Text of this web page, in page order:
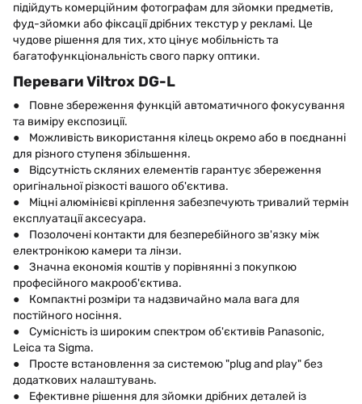
підійдуть комерційним фотографам для зйомки предметів,
фуд-зйомки або фіксації дрібних текстур у рекламі. Це
чудове рішення для тих, хто цінує мобільність та
багатофункціональність свого парку оптики.
Переваги Viltrox DG-L
● Повне збереження функцій автоматичного фокусування
та виміру експозиції.
● Можливість використання кілець окремо або в поєднанні
для різного ступеня збільшення.
● Відсутність скляних елементів гарантує збереження
оригінальної різкості вашого об'єктива.
● Міцні алюмінієві кріплення забезпечують тривалий термін
експлуатації аксесуара.
● Позолочені контакти для безперебійного зв'язку між
електронікою камери та лінзи.
● Значна економія коштів у порівнянні з покупкою
професійного макрооб'єктива.
● Компактні розміри та надзвичайно мала вага для
постійного носіння.
● Сумісність із широким спектром об'єктивів Panasonic,
Leica та Sigma.
● Просте встановлення за системою "plug and play" без
додаткових налаштувань.
● Ефективне рішення для зйомки дрібних деталей із